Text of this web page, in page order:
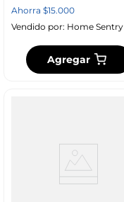
Ahorra $15.000
Vendido por: Home Sentry
Agregar